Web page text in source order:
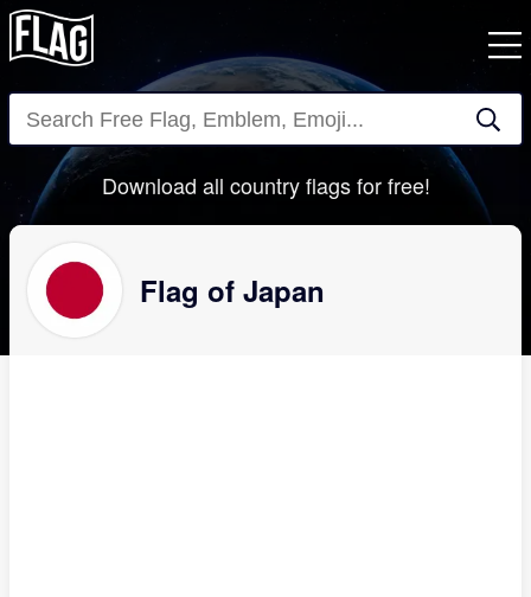
Close
Download all country flags for free!
Flag of Japan